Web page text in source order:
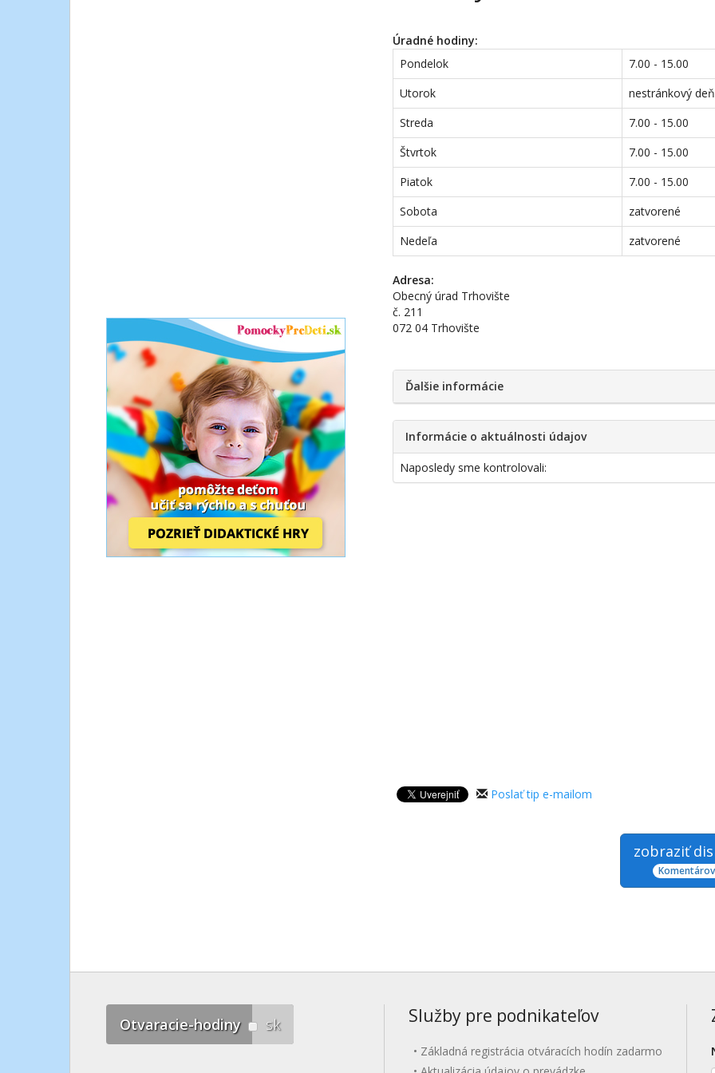
Úradné hodiny:
Pondelok
7.00 - 15.00
Utorok
nestránkový deň
Streda
7.00 - 15.00
Štvrtok
7.00 - 15.00
Piatok
7.00 - 15.00
Sobota
zatvorené
Nedeľa
zatvorené
Adresa:
Obecný úrad Trhovište
č. 211
072 04 Trhovište
Ďalšie informácie
Informácie o aktuálnosti údajov
Naposledy sme kontrolovali:
Poslať tip e-mailom
zobraziť
Otvaracie-hodiny sk Služby pre podnikateľov
Základná registrácia otváracích hodín zadarmo